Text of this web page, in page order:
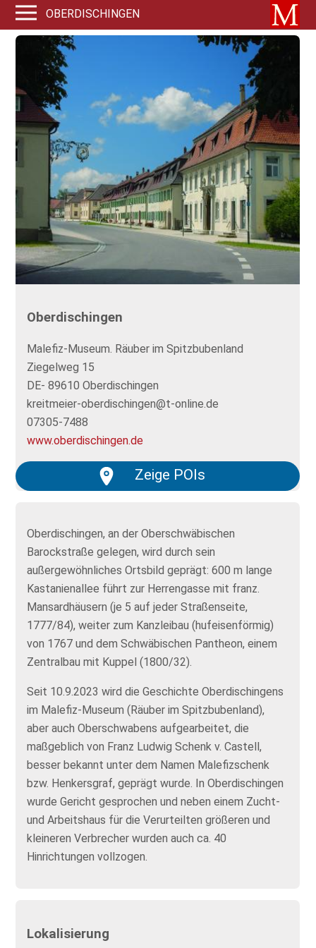
OBERDISCHINGEN
Oberdischingen
Malefiz-Museum. Räuber im Spitzbubenland
Ziegelweg 15
DE- 89610 Oberdischingen
kreitmeier-oberdischingen@t-online.de
07305-7488
www.oberdischingen.de
Zeige POIs
Oberdischingen, an der Oberschwäbischen
Barockstraße gelegen, wird durch sein
außergewöhnliches Ortsbild geprägt: 600 m lange
Kastanienallee führt zur Herrengasse mit franz.
Mansardhäusern (je 5 auf jeder Straßenseite,
1777/84), weiter zum Kanzleibau (hufeisenförmig)
von 1767 und dem Schwäbischen Pantheon, einem
Zentralbau mit Kuppel (1800/32).
Seit 10.9.2023 wird die Geschichte Oberdischingens
im Malefiz-Museum (Räuber im Spitzbubenland),
aber auch Oberschwabens aufgearbeitet, die
maßgeblich von Franz Ludwig Schenk v. Castell,
besser bekannt unter dem Namen Malefizschenk
bzw. Henkersgraf, geprägt wurde. In Oberdischingen
wurde Gericht gesprochen und neben einem Zucht-
und Arbeitshaus für die Verurteilten größeren und
kleineren Verbrecher wurden auch ca. 40
Hinrichtungen vollzogen.
Lokalisierung